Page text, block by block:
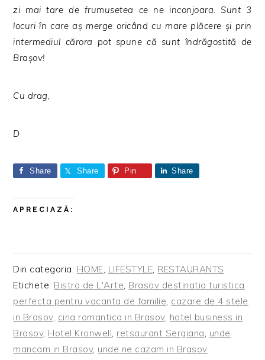
zi mai tare de frumusetea ce ne inconjoara. Sunt 3
locuri în care aș merge oricând cu mare plăcere și prin
intermediul cărora pot spune că sunt îndrăgostită de
Brașov!
Cu drag,
D
Share Share Pin Share
APRECIAZĂ:
Din categoria: HOME, LIFESTYLE, RESTAURANTS
Etichete: Bistro de L'Arte, Brasov destinatia turistica
perfecta pentru vacanta de familie, cazare de 4 stele
in Brasov, cina romantica in Brasov, hotel business in
Brasov, Hotel Kronwell, retsaurant Sergiana, unde
mancam in Brasov, unde ne cazam in Brasov